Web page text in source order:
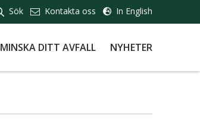
Sök Kontakta oss In English
MINSKA DITT AVFALL NYHETER